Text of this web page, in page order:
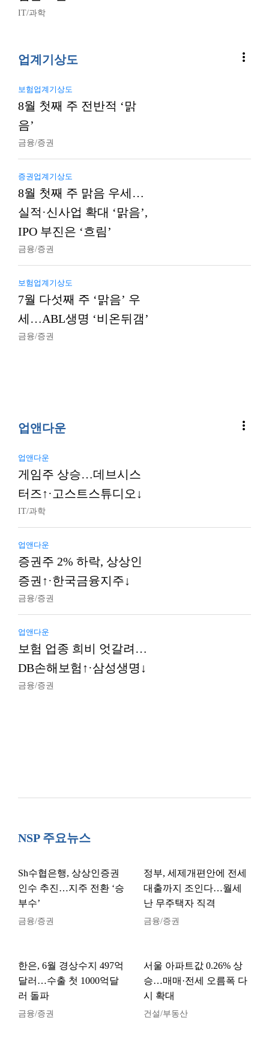
IT/과학
업계기상도 more_vert
보험업계기상도
8월 첫째 주 전반적 ‘맑
음’
금융/증권
증권업계기상도
8월 첫째 주 맑음 우세…
실적·신사업 확대 ‘맑음’,
IPO 부진은 ‘흐림’
금융/증권
보험업계기상도
7월 다섯째 주 ‘맑음’ 우
세…ABL생명 ‘비온뒤갬’
금융/증권
업앤다운 more_vert
업앤다운
게임주 상승…데브시스
터즈↑·고스트스튜디오↓
IT/과학
업앤다운
증권주 2% 하락, 상상인
증권↑·한국금융지주↓
금융/증권
업앤다운
보험 업종 희비 엇갈려…
DB손해보험↑·삼성생명↓
금융/증권
NSP 주요뉴스
Sh수협은행, 상상인증권
인수 추진…지주 전환 ‘승
부수’
금융/증권
정부, 세제개편안에 전세
대출까지 조인다…월세
난 무주택자 직격
금융/증권
한은, 6월 경상수지 497억
달러…수출 첫 1000억달
러 돌파
금융/증권
서울 아파트값 0.26% 상
승…매매·전세 오름폭 다
시 확대
건설/부동산